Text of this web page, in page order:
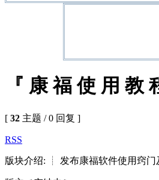
『 康 福 使 用 教
[ 32 主题 / 0 回复 ]
RSS
版块介绍: ┊ 发布康福软件使用窍